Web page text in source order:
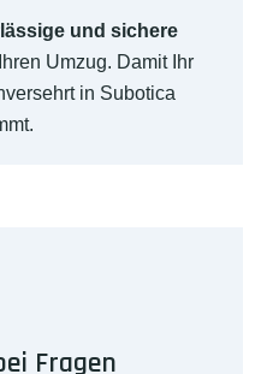
und sichere
Umzug. Damit Ihr
in Subotica
Fragen